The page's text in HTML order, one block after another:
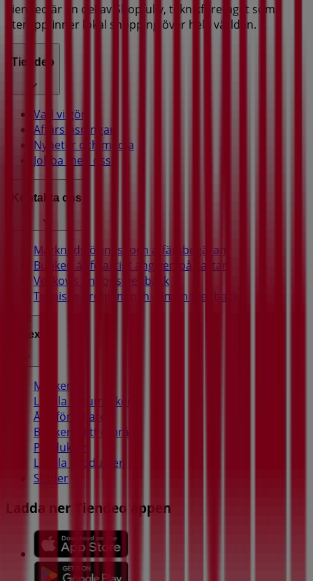
Tiendeo är en del av Shopfully, teknikföretaget som
återuppfinner lokal shopping över hela världen.
Tiendeo
Vad vi gör
Affärslösningar
Nyheter och media
Jobba med oss
Kontakta oss
Marknadsförings- och affärsbegäran
Butiken är felaktigt angiven på kartan
Veckovis annonsfeedback
Tekniska problem och allmän feedback
Index
Märken
Lokala varumärken
Återförsäljare
Butiker i ditt område
Produkter
Lokala produkter
Städer
Ladda ner Tiendeo appen